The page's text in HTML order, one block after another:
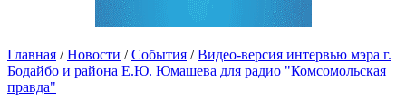
Главная / Новости / События / Видео-версия интервью мэра г.
Бодайбо и района Е.Ю. Юмашева для радио "Комсомольская
правда"